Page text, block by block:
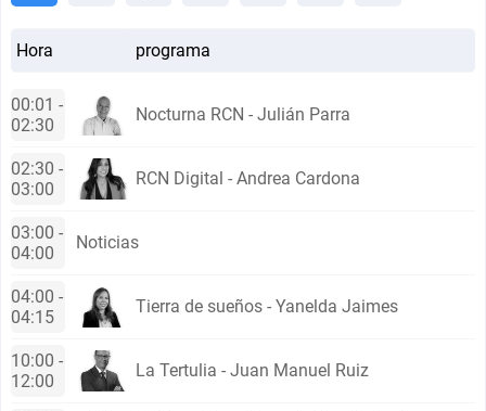
Hora programa
00:01 -
02:30
Nocturna RCN - Julián Parra
02:30 -
03:00
RCN Digital - Andrea Cardona
03:00 -
04:00
Noticias
04:00 -
04:15
Tierra de sueños - Yanelda Jaimes
10:00 -
12:00
La Tertulia - Juan Manuel Ruiz